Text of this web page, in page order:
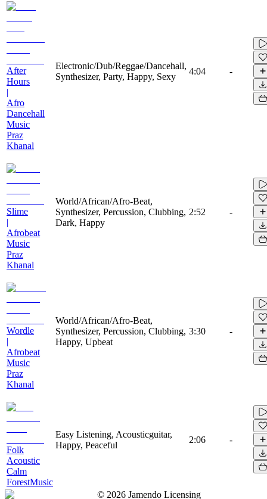
After
Hours
|
Afro
Dancehall
Music
Praz
Khanal
Electronic/Dub/Reggae/Dancehall,
Synthesizer, Party, Happy, Sexy
4:04 -
Slime
|
Afrobeat
Music
Praz
Khanal
World/African/Afro-Beat,
Synthesizer, Percussion, Clubbing,
Dark, Happy
2:52 -
Wordle
|
Afrobeat
Music
Praz
Khanal
World/African/Afro-Beat,
Synthesizer, Percussion, Clubbing,
Happy, Upbeat
3:30 -
Folk
Acoustic
Calm
ForestMusic
Easy Listening, Acousticguitar,
Happy, Peaceful
2:06 -
© 2026 Jamendo Licensing